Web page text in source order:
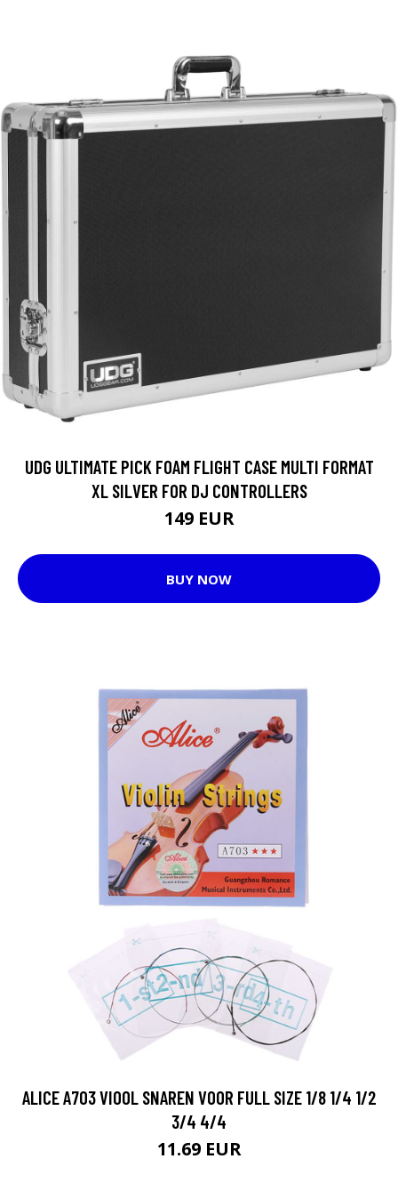
UDG ULTIMATE PICK FOAM FLIGHT CASE MULTI FORMAT
XL SILVER FOR DJ CONTROLLERS
149 EUR
BUY NOW
ALICE A703 VIOOL SNAREN VOOR FULL SIZE 1/8 1/4 1/2
3/4 4/4
11.69 EUR